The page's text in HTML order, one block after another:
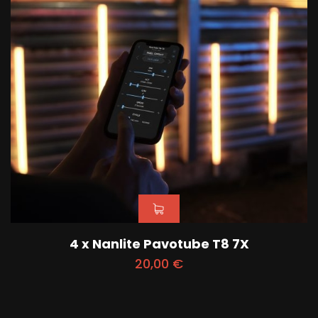
4 x Nanlite Pavotube T8 7X
20,00 €